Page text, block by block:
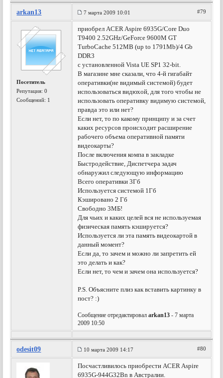
arkan13 7 марта 2009 10:01 #79
Посетитель
Репутация:0
Сообщений: 1
приобрел ACER Aspire 6935G/Core Duo
T9400 2.52GHz/GeForce 9600M GT
TurboCache 512MB (up to 1791Mb)/4 Gb
DDR3
с установленной Vista UE SP1 32-bit.
В магазине мне сказали, что 4-й гигабайт
оперативки(не видимый системой) будет
использоваться видюхой, для того чтобы не
использовать оперативку видимую системой,
правда это или нет?
Если нет, то по какому принципу и за счет
каких ресурсов происходит расширение
рабочего объема оперативной памяти
видеокарты?
После включения компа в закладке
Быстродействие, Диспетчера задач
обнаружил следующую информацию
Всего оперативки 3Гб
Используется системой 1Гб
Кэшировано 2 Гб
Свободно 3МБ!
Для чьих и каких целей вся не используемая
физическая память кэшируется?
Используется ли эта память видеокартой в
данный момент?
Если да, то зачем и можно ли запретить ей
это делать и как?
Если нет, то чем и зачем она используется?
P.S. Объясните плиз как вставить картинку в
пост? :)
Сообщение отредактировалarkan13 - 7 марта
2009 10:50
odesit09 10 марта 2009 14:17 #80
Посчастливилось приобрести ACER Aspire
6935G-944G32Bn в Австралии.